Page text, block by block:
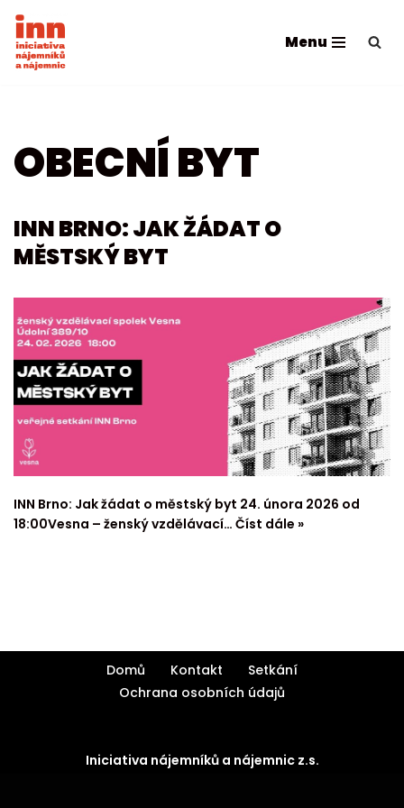
Přeskočit
na
Menu
OBECNÍ BYT
INN BRNO: JAK ŽÁDAT O
MĚSTSKÝ BYT
INN Brno: Jak žádat o městský byt 24. února 2026 od
18:00Vesna – ženský vzdělávací… Číst dále »
Domů Kontakt
Setkání
Ochrana osobních údajů
Iniciativa nájemníků a nájemnic z.s.